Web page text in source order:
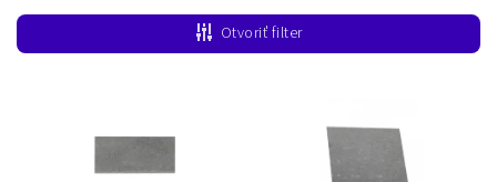
Najlacnejšie
Najdrahšie
Otvoriť filter